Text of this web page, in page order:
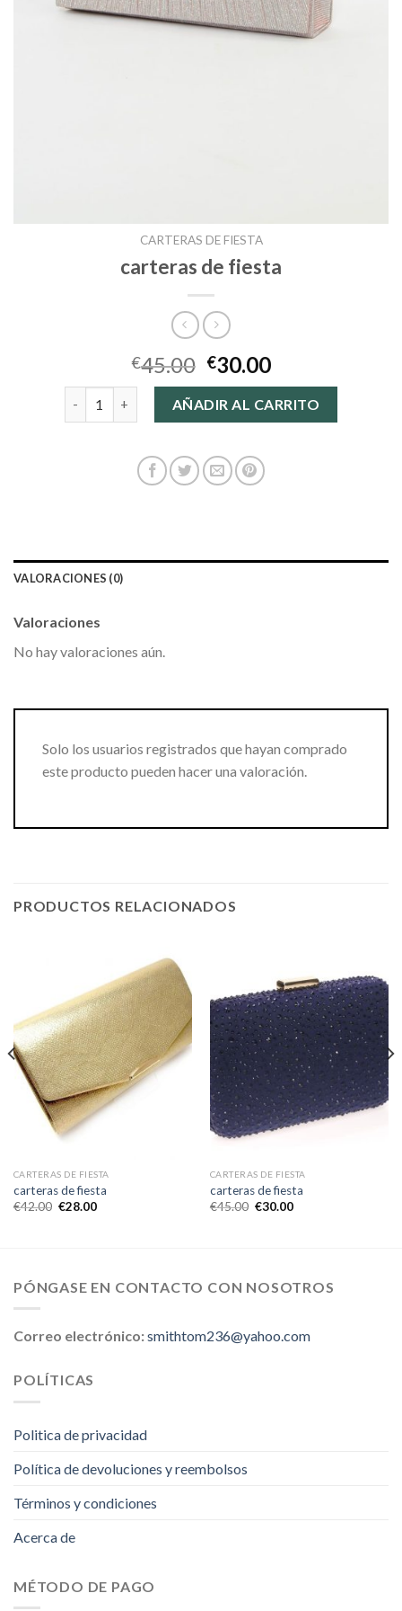
CARTERAS DE FIESTA
carteras de fiesta
€45.00 €30.00
carteras de fiesta cantidadAÑADIR AL CARRITO
VALORACIONES (0)
Valoraciones
No hay valoraciones aún.
Solo los usuarios registrados que hayan comprado
este producto pueden hacer una valoración.
PRODUCTOS RELACIONADOS
CARTERAS DE FIESTA
carteras de fiesta
€42.00 €28.00
CARTERAS DE FIESTA
carteras de fiesta
€45.00 €30.00
PÓNGASE EN CONTACTO CON NOSOTROS
Correo electrónico:smithtom236@yahoo.com
POLÍTICAS
Politica de privacidad
Política de devoluciones y reembolsos
Términos y condiciones
Acerca de
MÉTODO DE PAGO